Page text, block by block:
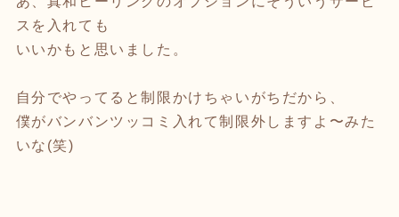
スを入れても
いいかもと思いました。
自分でやってると制限かけちゃいがちだから、
僕がバンバンツッコミ入れて制限外しますよ〜みた
いな(笑)